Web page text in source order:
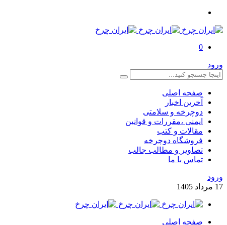
0
ورود
صفحه اصلی
آخرین اخبار
دوچرخه و سلامتی
ایمنی ،مقررات و قوانین
مقالات و کتب
فروشگاه دوچرخه
تصاویر و مطالب جالب
تماس با ما
ورود
17 مرداد 1405
صفحه اصلی